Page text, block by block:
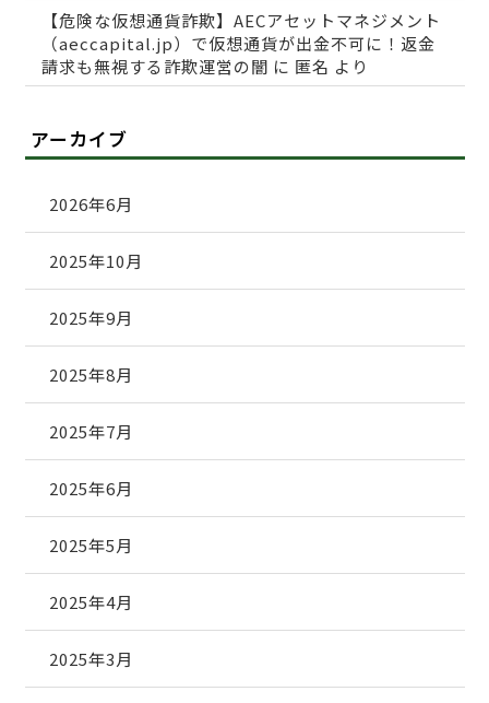
【危険な仮想通貨詐欺】AECアセットマネジメント
（aeccapital.jp）で仮想通貨が出金不可に！返金
請求も無視する詐欺運営の闇 に 匿名 より
アーカイブ
2026年6月
2025年10月
2025年9月
2025年8月
2025年7月
2025年6月
2025年5月
2025年4月
2025年3月